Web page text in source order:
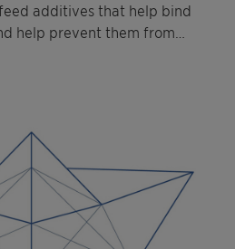
additives that help bind
help prevent them from
to the
formed by various mold
species of Aspergillus,
These globally found
crops and can occur either